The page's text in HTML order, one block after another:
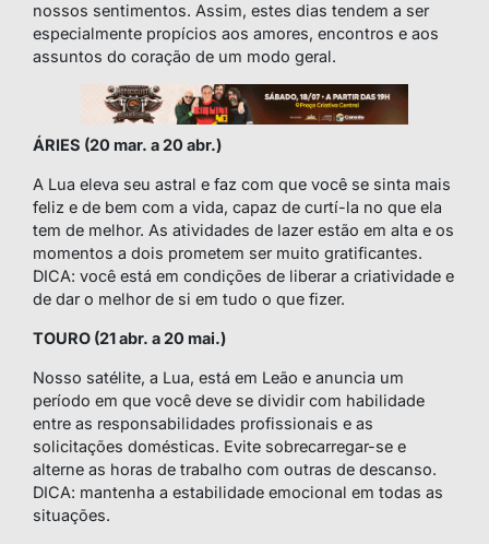
nossos sentimentos. Assim, estes dias tendem a ser
especialmente propícios aos amores, encontros e aos
assuntos do coração de um modo geral.
ÁRIES (20 mar. a 20 abr.)
A Lua eleva seu astral e faz com que você se sinta mais
feliz e de bem com a vida, capaz de curtí-la no que ela
tem de melhor. As atividades de lazer estão em alta e os
momentos a dois prometem ser muito gratificantes.
DICA: você está em condições de liberar a criatividade e
de dar o melhor de si em tudo o que fizer.
TOURO (21 abr. a 20 mai.)
Nosso satélite, a Lua, está em Leão e anuncia um
período em que você deve se dividir com habilidade
entre as responsabilidades profissionais e as
solicitações domésticas. Evite sobrecarregar-se e
alterne as horas de trabalho com outras de descanso.
DICA: mantenha a estabilidade emocional em todas as
situações.